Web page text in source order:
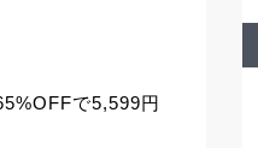
で5,599円